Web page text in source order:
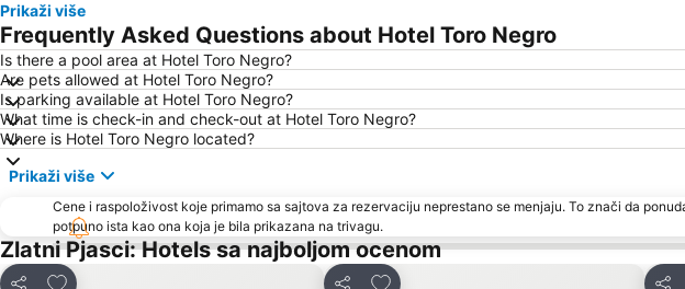
Prikaži više
Frequently Asked Questions about Hotel Toro Negro
Is there a pool area at Hotel Toro Negro?
Are pets allowed at Hotel Toro Negro?
Is parking available at Hotel Toro Negro?
What time is check-in and check-out at Hotel Toro Negro?
Where is Hotel Toro Negro located?
Prikaži više
Cene i raspoloživost koje primamo sa sajtova za rezervaciju neprestano se menjaju. To znači da
potpuno ista kao ona koja je bila prikazana na trivagu.
Zlatni Pjasci: Hotels sa najboljom ocenom
Dodati u favorite Dodati u favorite